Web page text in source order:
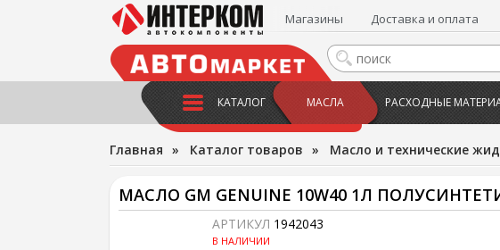
Магазины Доставка и оплата
КАТАЛОГ МАСЛА РАСХОДНЫЕ
Главная » Каталог товаров » Масло и технические
МАСЛО GM GENUINE 10W40 1Л
АРТИКУЛ 1942043
В НАЛИЧИИ